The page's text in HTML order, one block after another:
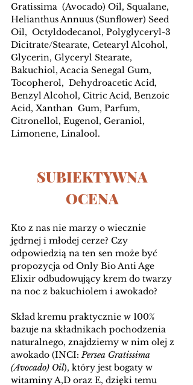
Gratissima  (Avocado) Oil, Squalane,
Helianthus Annuus (Sunflower) Seed
Oil,  Octyldodecanol, Polyglyceryl-3
Dicitrate/Stearate, Cetearyl Alcohol,
Glycerin, Glyceryl Stearate,
Bakuchiol, Acacia Senegal Gum,
Tocopherol,  Dehydroacetic Acid,
Benzyl Alcohol, Citric Acid, Benzoic
Acid, Xanthan  Gum, Parfum,
Citronellol, Eugenol, Geraniol,
Limonene, Linalool.
SUBIEKTYWNA
OCENA
Kto z nas nie marzy o wiecznie
jędrnej i młodej cerze? Czy
odpowiedzią na ten sen może być
propozycja od Only Bio Anti Age
Elixir odbudowujący krem do twarzy
na noc z bakuchiolem i awokado?
Skład kremu praktycznie w 100%
bazuje na składnikach pochodzenia
naturalnego, znajdziemy w nim olej z
awokado (INCI: Persea Gratissima
(Avocado) Oil), który jest bogaty w
witaminy A,D oraz E, dzięki temu